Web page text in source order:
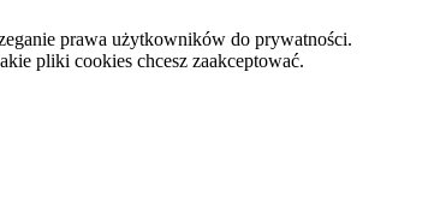
prawa użytkowników do prywatności.
pliki cookies chcesz zaakceptować.